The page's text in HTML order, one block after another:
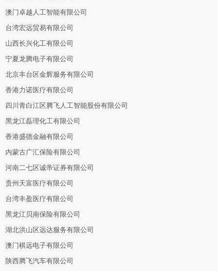
澳门卓越人工智能有限公司
台湾宏远贸易有限公司
山西长兴化工有限公司
宁夏龙腾电子有限公司
北京丰台区金辉服务有限公司
香港力诺医疗有限公司
四川青白江区腾飞人工智能股份有限公司
黑龙江磊理化工有限公司
香港盛德金融有限公司
内蒙古广汇保险有限公司
河南二七区诚帝证券有限公司
贵州天富医疗有限公司
台湾丰盈医疗有限公司
黑龙江贝南保险有限公司
湖北洪山区远达服务有限公司
澳门棋远电子有限公司
陕西腾飞汽车有限公司